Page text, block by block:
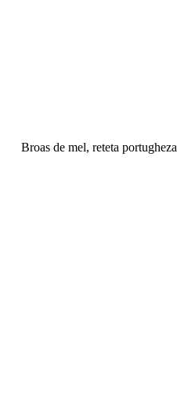
Broas de mel, reteta portugheza